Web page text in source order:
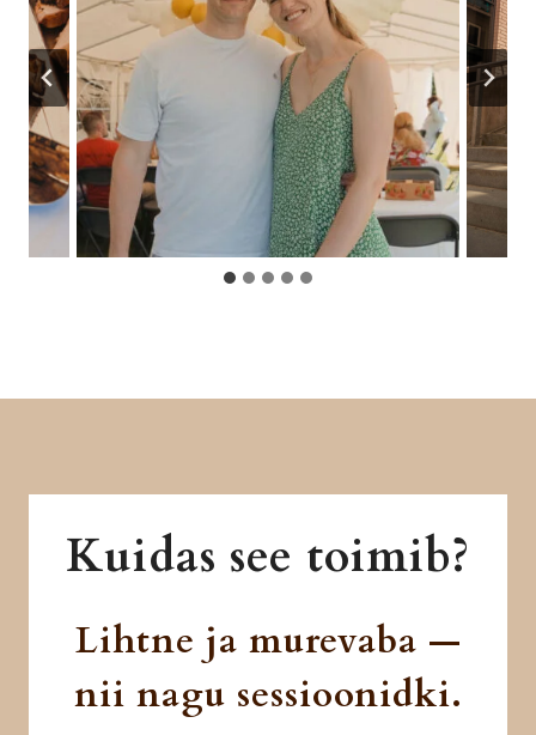
Kuidas see toimib?
Lihtne ja murevaba —
nii nagu sessioonidki.